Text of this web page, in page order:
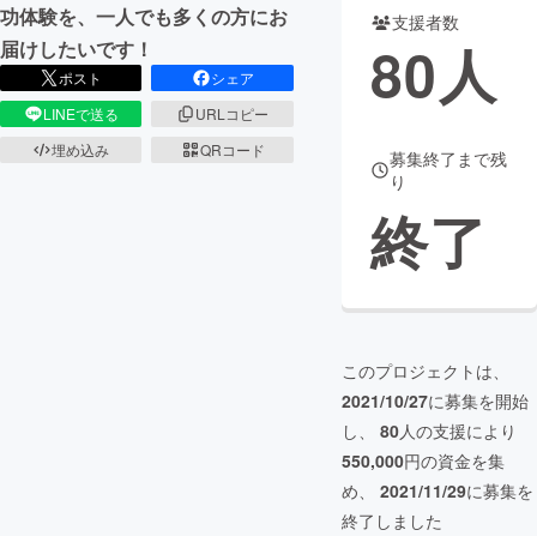
功体験を、一人でも多くの方にお
届けしたいです！
ポスト
シェア
LINEで送る
URLコピー
埋め込み
QRコード
支援者数
80人
募集終了まで残
り
終了
このプロジェクトは、
2021/10/27に募集を開始
し、 80人の支援により
550,000円の資金を集
め、 2021/11/29に募集を
終了しました